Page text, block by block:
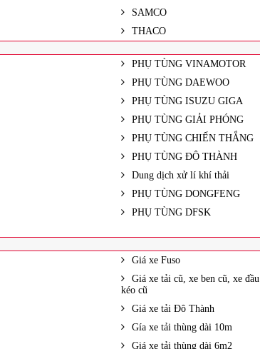
SAMCO
THACO
PHỤ TÙNG VINAMOTOR
PHỤ TÙNG DAEWOO
PHỤ TÙNG ISUZU GIGA
PHỤ TÙNG GIẢI PHÓNG
PHỤ TÙNG CHIẾN THẮNG
PHỤ TÙNG ĐÔ THÀNH
Dung dịch xử lí khí thải
PHỤ TÙNG DONGFENG
PHỤ TÙNG DFSK
Giá xe Fuso
Giá xe tải cũ, xe ben cũ, xe đầu
kéo cũ
Giá xe tải Đô Thành
Gía xe tải thùng dài 10m
Giá xe tải thùng dài 6m2